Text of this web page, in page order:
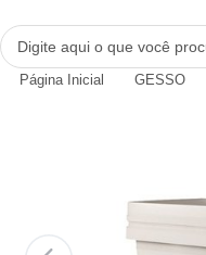
Página Inicial GESSO